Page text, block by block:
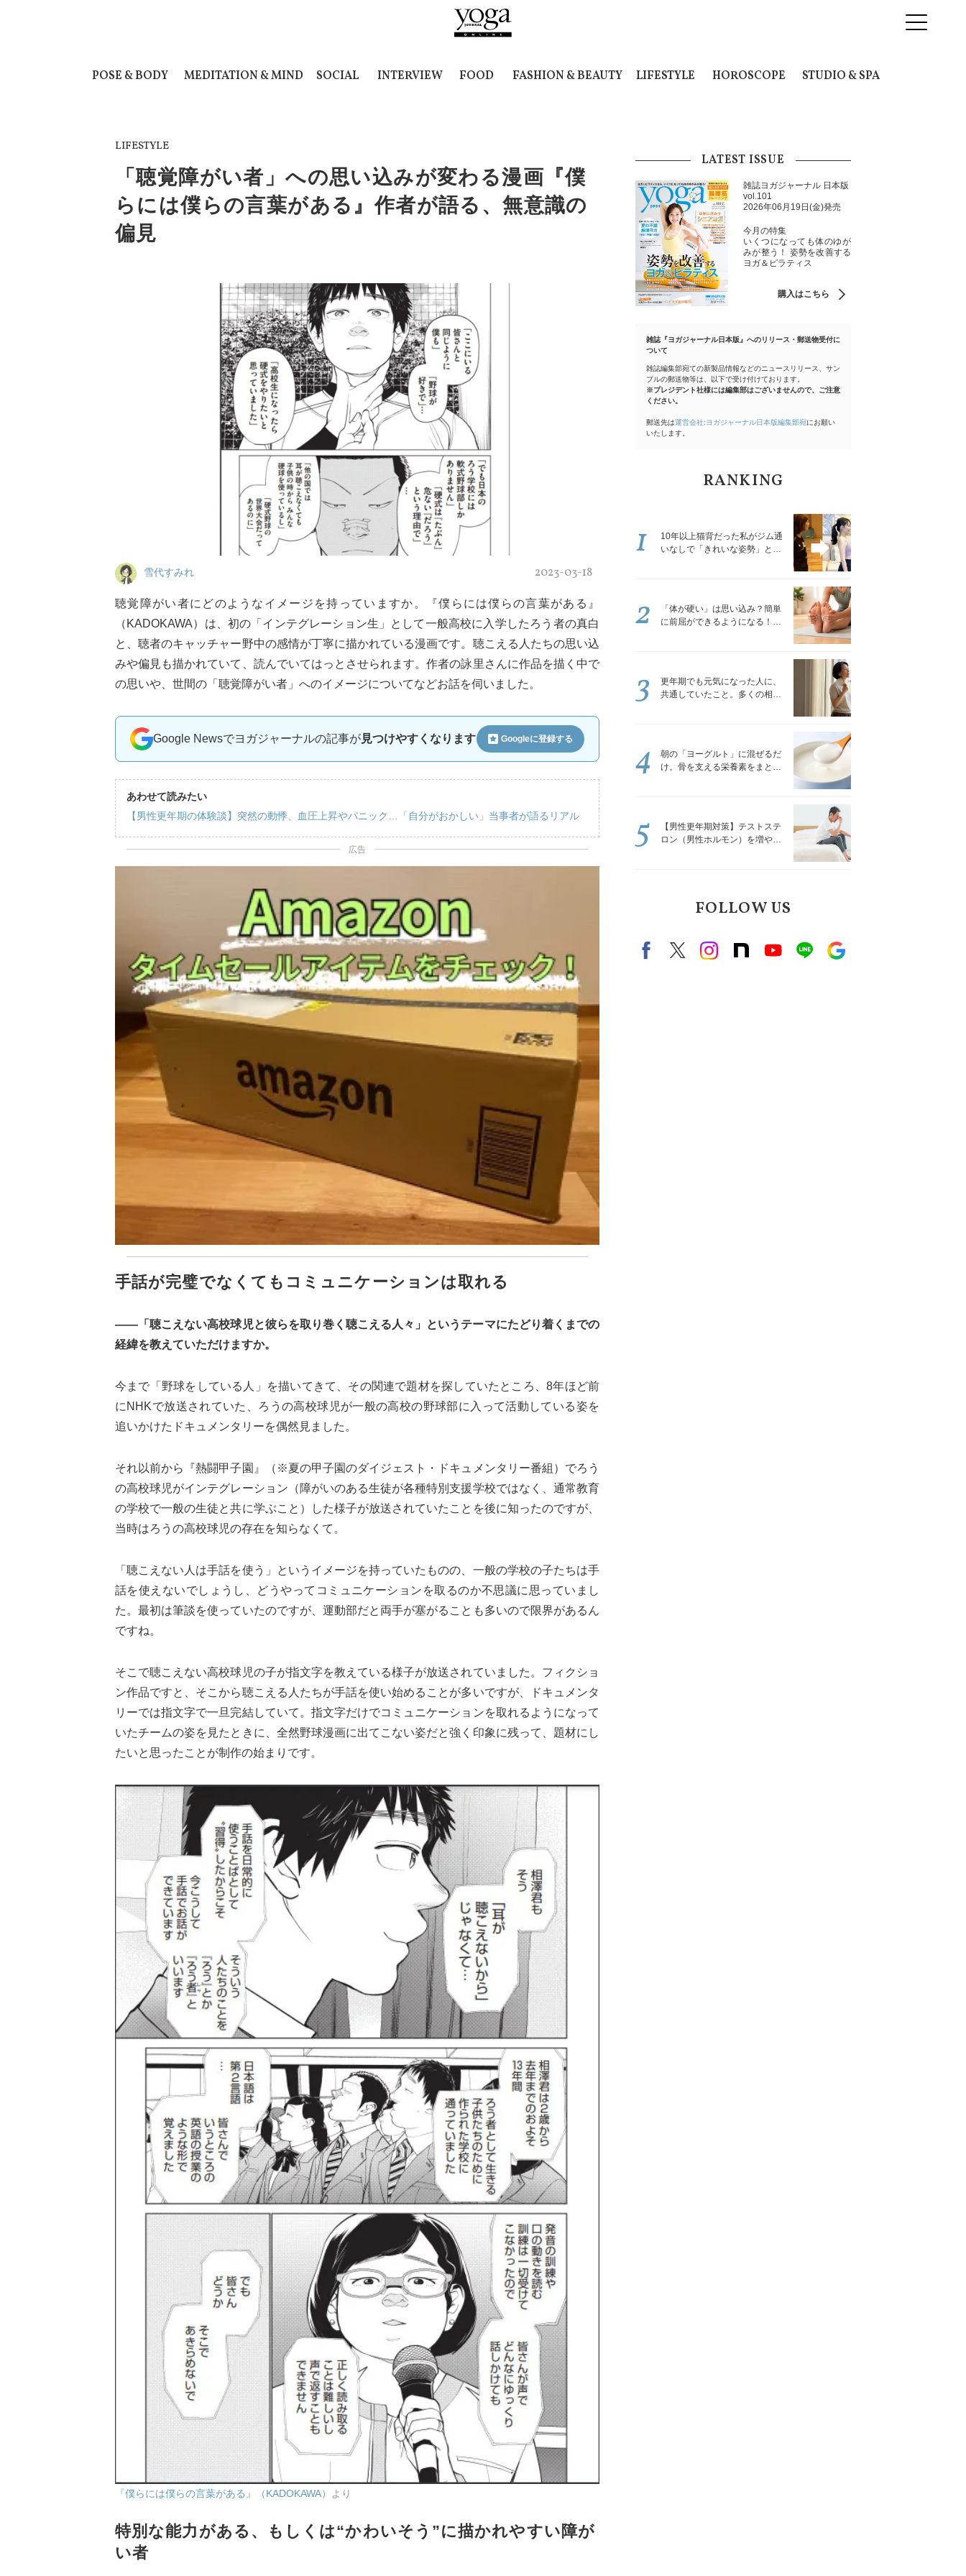
POSE & BODY MEDITATION & MIND SOCIAL INTERVIEW FOOD FASHION & BEAUTY LIFESTYLE HOROSCOPE STUDIO & SPA
LIFESTYLE
「聴覚障がい者」への思い込みが変わる漫画『僕
らには僕らの言葉がある』作者が語る、無意識の
偏見
雪代すみれ 2023-03-18
聴覚障がい者にどのようなイメージを持っていますか。『僕らには僕らの言葉がある』
（KADOKAWA）は、初の「インテグレーション生」として一般高校に入学したろう者の真白
と、聴者のキャッチャー野中の感情が丁寧に描かれている漫画です。聴こえる人たちの思い込
みや偏見も描かれていて、読んでいてはっとさせられます。作者の詠里さんに作品を描く中で
の思いや、世間の「聴覚障がい者」へのイメージについてなどお話を伺いました。
Google Newsでヨガジャーナルの記事が見つけやすくなります Googleに登録する
あわせて読みたい
【男性更年期の体験談】突然の動悸、血圧上昇やパニック…「自分がおかしい」当事者が語るリアル
広告
手話が完璧でなくてもコミュニケーションは取れる
——「聴こえない高校球児と彼らを取り巻く聴こえる人々」というテーマにたどり着くまでの
経緯を教えていただけますか。
今まで「野球をしている人」を描いてきて、その関連で題材を探していたところ、8年ほど前
にNHKで放送されていた、ろうの高校球児が一般の高校の野球部に入って活動している姿を
追いかけたドキュメンタリーを偶然見ました。
それ以前から『熱闘甲子園』（※夏の甲子園のダイジェスト・ドキュメンタリー番組）でろう
の高校球児がインテグレーション（障がいのある生徒が各種特別支援学校ではなく、通常教育
の学校で一般の生徒と共に学ぶこと）した様子が放送されていたことを後に知ったのですが、
当時はろうの高校球児の存在を知らなくて。
「聴こえない人は手話を使う」というイメージを持っていたものの、一般の学校の子たちは手
話を使えないでしょうし、どうやってコミュニケーションを取るのか不思議に思っていまし
た。最初は筆談を使っていたのですが、運動部だと両手が塞がることも多いので限界があるん
ですね。
そこで聴こえない高校球児の子が指文字を教えている様子が放送されていました。フィクショ
ン作品ですと、そこから聴こえる人たちが手話を使い始めることが多いですが、ドキュメンタ
リーでは指文字で一旦完結していて。指文字だけでコミュニケーションを取れるようになって
いたチームの姿を見たときに、全然野球漫画に出てこない姿だと強く印象に残って、題材にし
たいと思ったことが制作の始まりです。
『僕らには僕らの言葉がある』（KADOKAWA） より
特別な能力がある、もしくは“かわいそう”に描かれやすい障が
い者
LATEST ISSUE
雑誌ヨガジャーナル 日本版
vol.101
2026年06月19日(金)発売
今月の特集
いくつになっても体のゆが
みが整う！ 姿勢を改善する
ヨガ＆ピラティス
購入はこちら
雑誌『ヨガジャーナル日本版』へのリリース・郵送物受付に
ついて
雑誌編集部宛ての新製品情報などのニュースリリース、サン
プルの郵送物等は、以下で受け付けております。
※プレジデント社様には編集部はございませんので、ご注意
ください。
郵送先は運営会社:ヨガジャーナル日本版編集部宛にお願い
いたします。
RANKING
10年以上猫背だった私がジム通
いなしで「きれいな姿勢」と褒
1
「体が硬い」は思い込み？簡単
に前屈ができるようになる！腿
2
更年期でも元気になった人に、
共通していたこと。多くの相談
3
朝の「ヨーグルト」に混ぜるだ
け。骨を支える栄養素をまとめ
4
【男性更年期対策】テストステ
ロン（男性ホルモン）を増やす
5
FOLLOW US
FacebookX（旧twitter）
instagram
note Youtubeline